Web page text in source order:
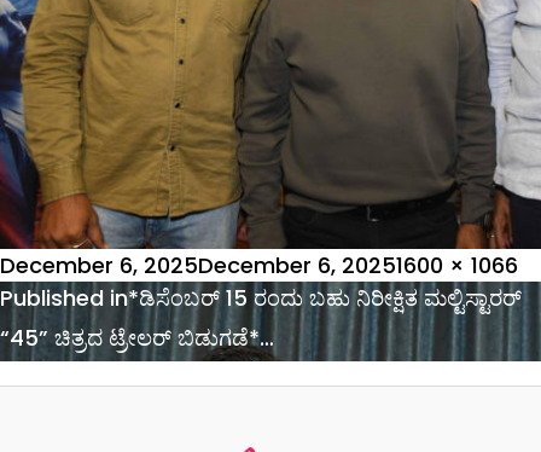
Posted
on
December 6, 2025December 6, 2025Full
size
1600 × 1066
Post
navigation
Published in*ಡಿಸೆಂಬರ್ 15 ರಂದು ಬಹು ನಿರೀಕ್ಷಿತ ಮಲ್ಟಿಸ್ಟಾರರ್
“45” ಚಿತ್ರದ ಟ್ರೇಲರ್ ಬಿಡುಗಡೆ*…